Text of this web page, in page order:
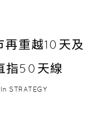
再重越10天及
指50天線
In STRATEGY